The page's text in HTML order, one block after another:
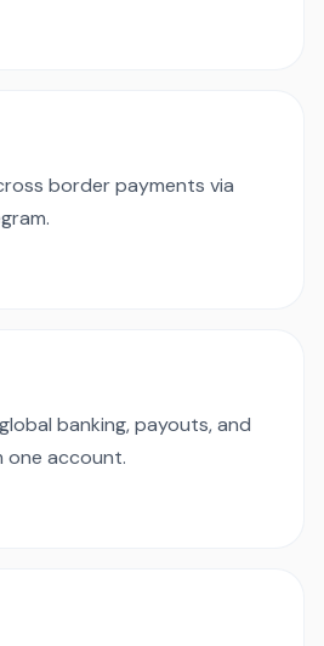
border payments via
banking, payouts, and
one account.